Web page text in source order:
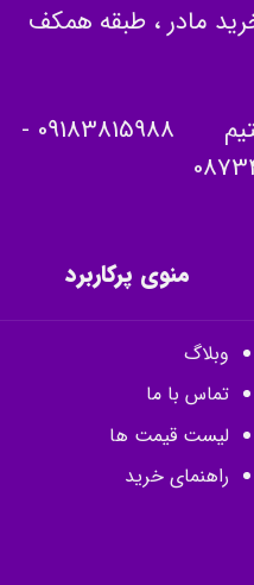
مادر ، طبقه همکف
09183815988
-
منوی پرکاربرد
وبلاگ
تماس با ما
لیست قیمت ها
راهنمای خرید